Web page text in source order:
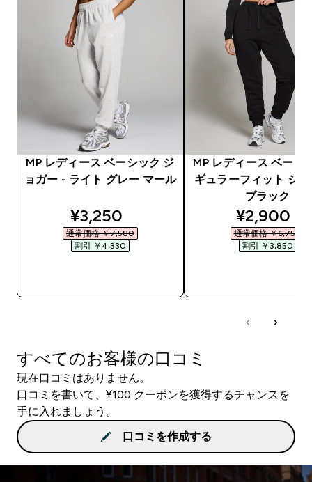
MP レディース ベーシック ジ
ョガー - ライト グレー マール
discounted price
¥3,250‎
通常価格 ￥7,580‎
割引 ￥4,330‎
MP レディース ベーシ
ギュラーフィット ジ
ブラック
¥2,900‎
通常価格 ￥6,750‎
割引 ￥3,850‎
すべてのお客様の口コミ
現在口コミはありません。
口コミを書いて、¥100 クーポンを獲得するチャンスを
手に入れましょう。
口コミを作成する